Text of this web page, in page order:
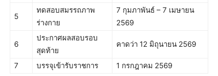
5
ทดสอบสมรรถภาพ
ร่างกาย
7 กุมภาพันธ์ – 7 เมษายน
2569
6
ประกาศผลสอบรอบ
สุดท้าย
คาดว่า 12 มิถุนายน 2569
7 บรรจุเข้ารับราชการ 1 กรกฎาคม 2569